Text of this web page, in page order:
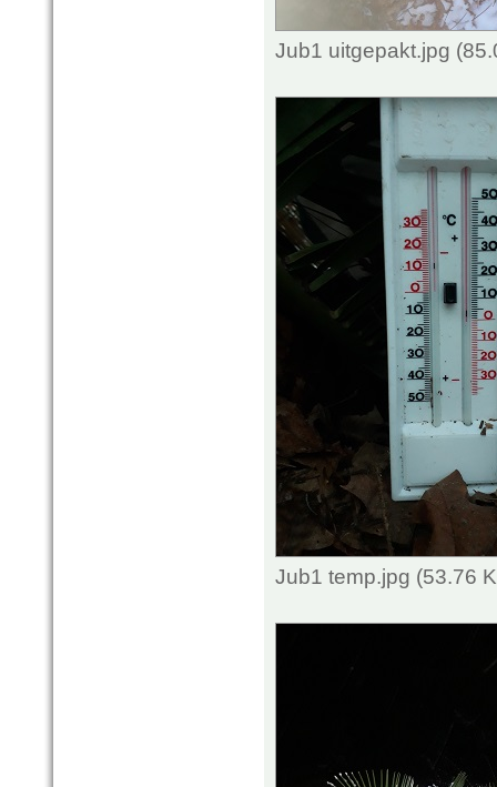
Jub1 uitgepakt.jpg
Jub1 temp.jpg (53.76